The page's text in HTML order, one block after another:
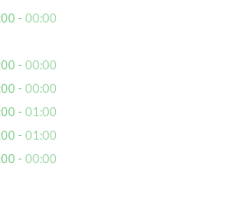
00:00
00:00
00:00
01:00
01:00
00:00